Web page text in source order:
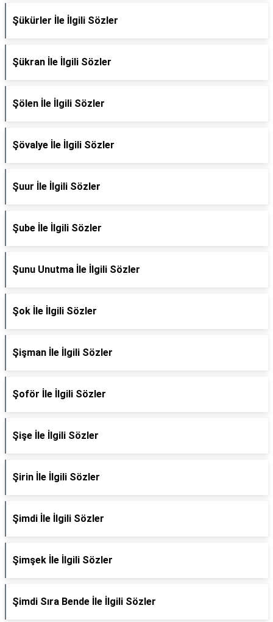
Şükürler İle İlgili Sözler
Şükran İle İlgili Sözler
Şölen İle İlgili Sözler
Şövalye İle İlgili Sözler
Şuur İle İlgili Sözler
Şube İle İlgili Sözler
Şunu Unutma İle İlgili Sözler
Şok İle İlgili Sözler
Şişman İle İlgili Sözler
Şoför İle İlgili Sözler
Şişe İle İlgili Sözler
Şirin İle İlgili Sözler
Şimdi İle İlgili Sözler
Şimşek İle İlgili Sözler
Şimdi Sıra Bende İle İlgili Sözler